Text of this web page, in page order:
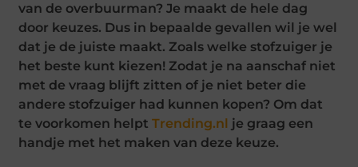
van de overbuurman? Je maakt de hele dag
door keuzes. Dus in bepaalde gevallen wil je wel
dat je de juiste maakt. Zoals welke stofzuiger je
het beste kunt kiezen! Zodat je na aanschaf niet
met de vraag blijft zitten of je niet beter die
andere stofzuiger had kunnen kopen? Om dat
te voorkomen helptTrending.nl je graag een
handje met het maken van deze keuze.